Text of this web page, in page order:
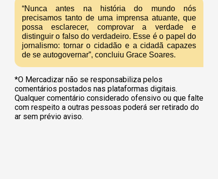
“Nunca antes na história do mundo nós
precisamos tanto de uma imprensa atuante, que
possa esclarecer, comprovar a verdade e
distinguir o falso do verdadeiro. Esse é o papel do
jornalismo: tornar o cidadão e a cidadã capazes
de se autogovernar”, concluiu Grace Soares.
*O Mercadizar não se responsabiliza pelos
comentários postados nas plataformas digitais.
Qualquer comentário considerado ofensivo ou que falte
com respeito a outras pessoas poderá ser retirado do
ar sem prévio aviso.